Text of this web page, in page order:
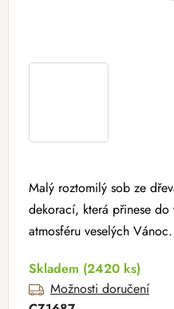
Malý roztomilý sob ze
dekorací, která přinese do
atmosféru veselých Vánoc.
Skladem (2420 ks)
Možnosti doručení